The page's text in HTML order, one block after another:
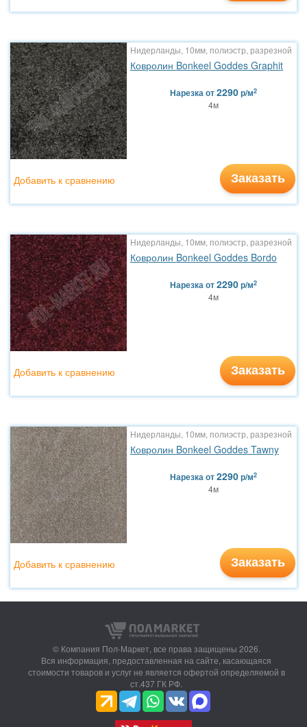
Нидерланды, 10мм, полиэстр, разрезной
Ковролин Bonkeel Goddes Graphit
Нарезкаот2290р/м2
4м
Заказать
Добавить к сравнению
Нидерланды, 10мм, полиэстр, разрезной
Ковролин Bonkeel Goddes Bordo
Нарезкаот2290р/м2
4м
Заказать
Добавить к сравнению
Нидерланды, 10мм, полиэстр, разрезной
Ковролин Bonkeel Goddes Tawny
Нарезкаот2290р/м2
4м
Заказать
Добавить к сравнению
© Компания Пол-Маркет, все права защищены 2026.
Вся информация, предоставленная на сайте, касающаяся
стоимости товаров и услуг не является офертой определяемой в
ст.437 ГК РФ.